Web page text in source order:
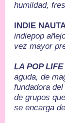
humildad,
INDIE
indiepop
vez mayor
LA POP LIFE
aguda, de
fundadora
de grupos
se encarga